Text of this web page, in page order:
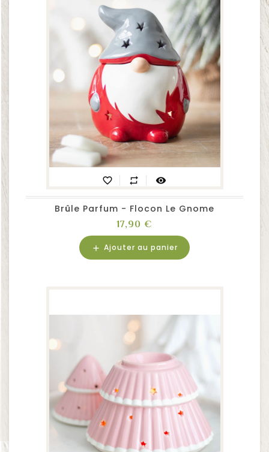
favorite_border repeat visibility
Brûle Parfum - Flocon Le Gnome
Prix
17,90 €
add Ajouter au panier